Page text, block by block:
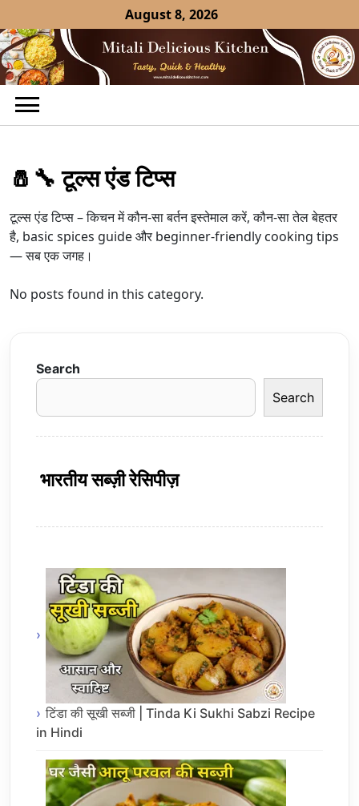
to
content
August 8, 2026
🧂🔧 टूल्स एंड टिप्स
टूल्स एंड टिप्स – किचन में कौन-सा बर्तन इस्तेमाल करें, कौन-सा तेल बेहतर
है, basic spices guide और beginner-friendly cooking tips
— सब एक जगह।
No posts found in this category.
Search
Search
भारतीय सब्ज़ी रेसिपीज़
टिंडा की सूखी सब्जी | Tinda Ki Sukhi Sabzi Recipe
in Hindi